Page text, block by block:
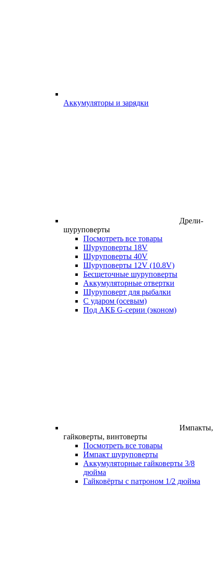
Аккумуляторы и зарядки
Дрели-
шуруповерты
Посмотреть все товары
Шуруповерты 18V
Шуруповерты 40V
Шуруповерты 12V (10.8V)
Бесщеточные шуруповерты
Аккумуляторные отвертки
Шуруповерт для рыбалки
С ударом (осевым)
Под АКБ G-серии (эконом)
Импакты,
гайковерты, винтоверты
Посмотреть все товары
Импакт шуруповерты
Аккумуляторные гайковерты 3/8
дюйма
Гайковёрты с патроном 1/2 дюйма